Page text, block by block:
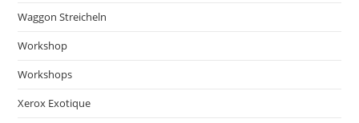
Waggon Streicheln
Workshop
Workshops
Xerox Exotique